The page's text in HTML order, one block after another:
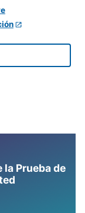
la Prueba de